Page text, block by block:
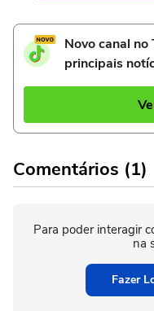
Novo canal
principais
Comentários (1)
Para poder interagir
na
Fazer